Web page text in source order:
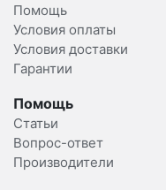
Помощь
Условия оплаты
Условия доставки
Гарантии
Помощь
Статьи
Вопрос-ответ
Производители